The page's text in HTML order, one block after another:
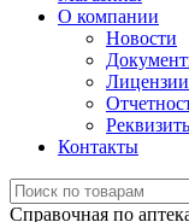
О компании
Новости
Лицензии
Контакты
Справочная по